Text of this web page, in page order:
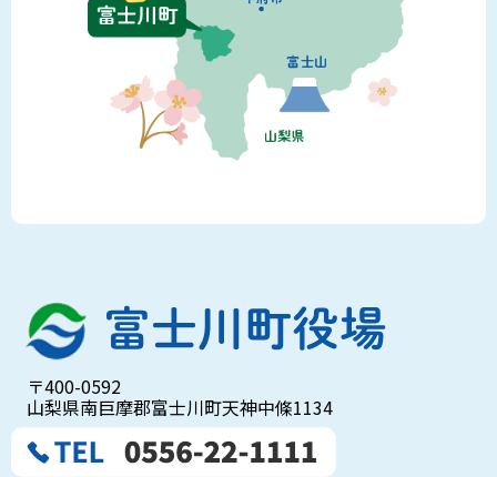
〒400-0592
山梨県南巨摩郡富士川町天神中條1134